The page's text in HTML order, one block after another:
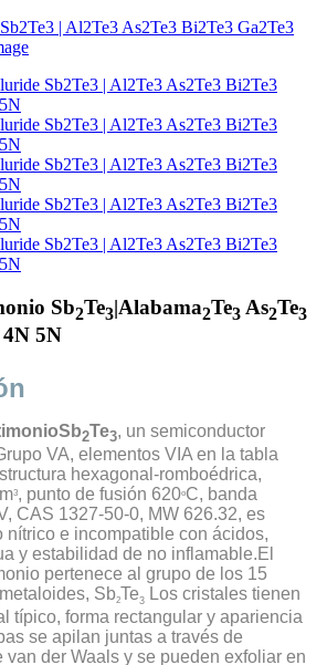
Sb2Te3|Alabama2Te3 As2Te3
5N
Sb2Te3, un semiconductor
VA, elementos VIA en la tabla
hexagonal-romboédrica,
3, punto de fusión 620oC, banda
CAS 1327-50-0, MW 626.32, es
nítrico e incompatible con ácidos,
y estabilidad de no inflamable.El
pertenece al grupo de los 15
Sb2Te3
Los cristales tienen
típico, forma rectangular y apariencia
se apilan juntas a través de
van der Waals y se pueden exfoliar en